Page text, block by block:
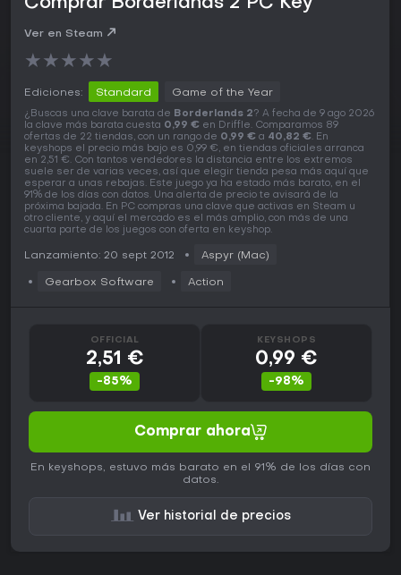
Comprar Borderlands 2 PC Key
Ver en Steam
★★★★★
Ediciones: Standard Game of the Year
¿Buscas una clave barata de Borderlands 2? A fecha de 9 ago 2026
la clave más barata cuesta 0,99 € en Driffle. Comparamos 89
ofertas de 22 tiendas, con un rango de 0,99 € a 40,82 €. En
keyshops el precio más bajo es 0,99 €, en tiendas oficiales arranca
en 2,51 €. Con tantos vendedores la distancia entre los extremos
suele ser de varias veces, así que elegir tienda pesa más aquí que
esperar a unas rebajas. Este juego ya ha estado más barato, en el
91% de los días con datos. Una alerta de precio te avisará de la
próxima bajada. En PC compras una clave que activas en Steam u
otro cliente, y aquí el mercado es el más amplio, con más de una
cuarta parte de los juegos con oferta en keyshop.
Lanzamiento: 20 sept 2012 Aspyr (Mac)
Gearbox Software Action
OFFICIAL
2,51 €
-85%
KEYSHOPS
0,99 €
-98%
Comprar ahora
En keyshops, estuvo más barato en el 91% de los días con
datos.
Ver historial de precios